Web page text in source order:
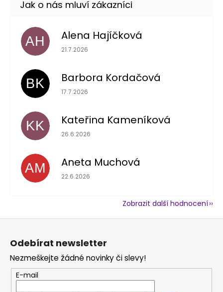
AH Alena Hajíčková
Hodnocení obchodu je 5 z 5 hvězdiček.
21.7.2026
BK Barbora Kordačová
Hodnocení obchodu je 5 z 5 hvězdiček.
17.7.2026
KK Kateřina Kameníková
Hodnocení obchodu je 5 z 5 hvězdiček.
26.6.2026
AM Aneta Muchová
Hodnocení obchodu je 5 z 5 hvězdiček.
22.6.2026
Zobrazit další hodnocení
Z
Odebírat newsletter
Nezmeškejte žádné novinky či slevy!
E-mail